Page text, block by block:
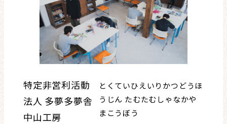
特定非営利活動
法人 多夢多夢舎
中山工房
とくていひえいりかつどうほ
うじん たむたむしゃなかや
まこうぼう